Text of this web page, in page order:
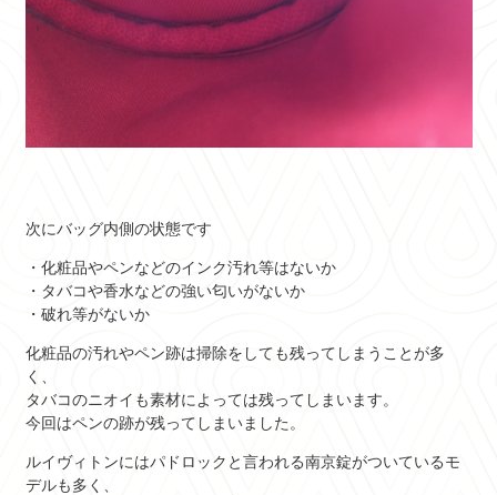
次にバッグ内側の状態です
・化粧品やペンなどのインク汚れ等はないか
・タバコや香水などの強い匂いがないか
・破れ等がないか
化粧品の汚れやペン跡は掃除をしても残ってしまうことが多
く、
タバコのニオイも素材によっては残ってしまいます。
今回はペンの跡が残ってしまいました。
ルイヴィトンにはパドロックと言われる南京錠がついているモ
デルも多く、